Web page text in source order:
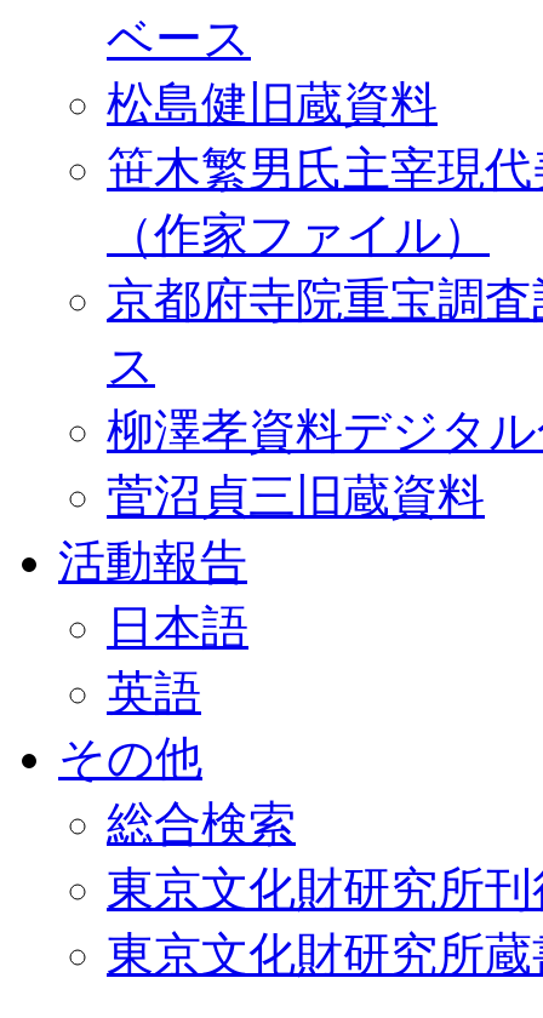
ベース
松島健旧蔵資料
笹木繁男氏主宰現
（作家ファイル）
京都府寺院重宝調
ス
柳澤孝資料デジタ
菅沼貞三旧蔵資料
活動報告
日本語
英語
その他
総合検索
東京文化財研究所
東京文化財研究所